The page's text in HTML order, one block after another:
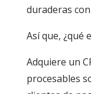
duraderas
Así que, ¿qué
Adquiere un
procesables